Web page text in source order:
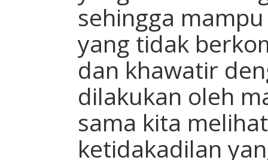
sehingga
yang tidak
dan khawatir
dilakukan oleh
sama kita
ketidakadilan